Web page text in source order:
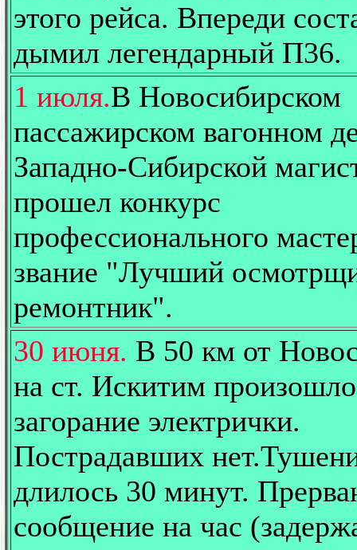
этого рейса. Впереди
дымил легендарный П36.
1 июля.В Новосибирском
пассажирском вагонном
Западно-Сибирской
прошел конкурс
профессионального
звание "Лучший
ремонтник".
30 июня. В 50 км от
на ст. Искитим произошло
загорание электрички.
Пострадавших
длилось 30 минут.
сообщение на час